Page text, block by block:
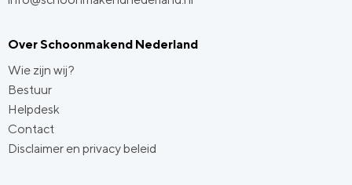
Over Schoonmakend Nederland
Wie zijn wij?
Bestuur
Helpdesk
Contact
Disclaimer en privacy beleid